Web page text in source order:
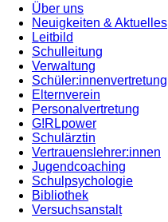
Über uns
Neuigkeiten & Aktuelles
Leitbild
Schulleitung
Verwaltung
Schüler:innenvertretung
Elternverein
Personalvertretung
G!RLpower
Schulärztin
Vertrauenslehrer:innen
Jugendcoaching
Schulpsychologie
Bibliothek
Versuchsanstalt